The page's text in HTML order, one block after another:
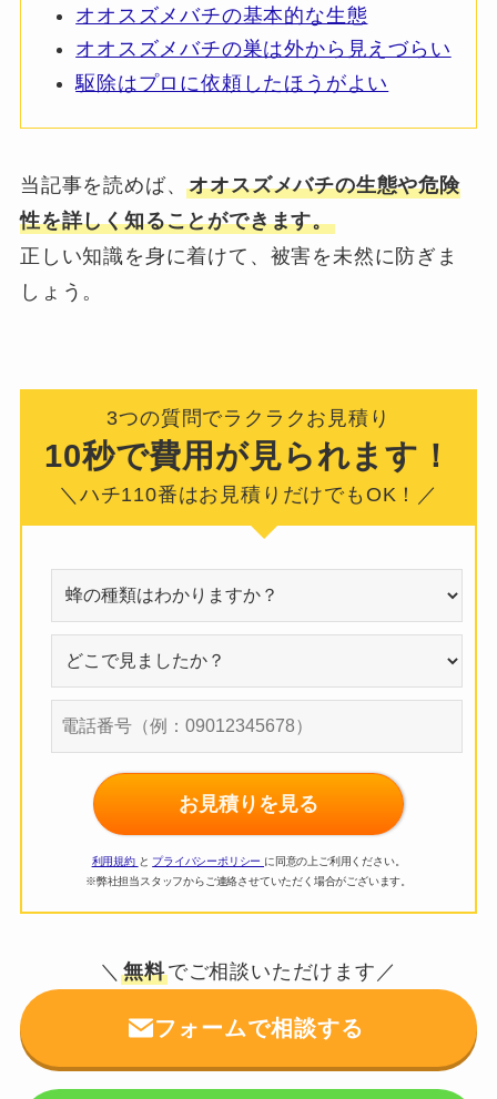
オオスズメバチの基本的な生態
オオスズメバチの巣は外から見えづらい
駆除はプロに依頼したほうがよい
当記事を読めば、オオスズメバチの生態や危険
性を詳しく知ることができます。
正しい知識を身に着けて、被害を未然に防ぎま
しょう。
3つの質問でラクラクお見積り
10秒で費用が見られます！
＼ハチ110番はお見積りだけでもOK！／
お見積りを見る
利用規約 と プライバシーポリシー に同意の上ご利用ください。
※弊社担当スタッフからご連絡させていただく場合がございます。
＼無料でご相談いただけます／
フォームで相談する